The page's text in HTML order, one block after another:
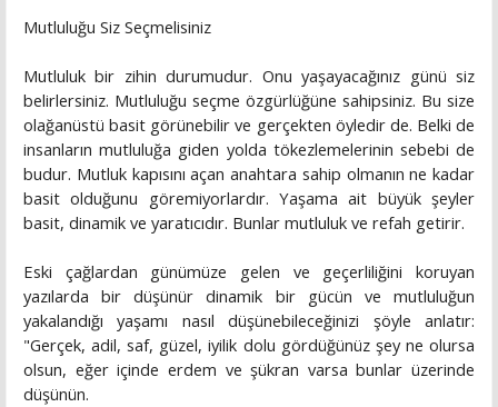
Mutluluğu Siz Seçmelisiniz
Mutluluk bir zihin durumudur. Onu yaşayacağınız günü siz
belirlersiniz. Mutluluğu seçme özgürlüğüne sahipsiniz. Bu size
olağanüstü basit görünebilir ve gerçekten öyledir de. Belki de
insanların mutluluğa giden yolda tökezlemelerinin sebebi de
budur. Mutluk kapısını açan anahtara sahip olmanın ne kadar
basit olduğunu göremiyorlardır. Yaşama ait büyük şeyler
basit, dinamik ve yaratıcıdır. Bunlar mutluluk ve refah getirir.
Eski çağlardan günümüze gelen ve geçerliliğini koruyan
yazılarda bir düşünür dinamik bir gücün ve mutluluğun
yakalandığı yaşamı nasıl düşünebileceğinizi şöyle anlatır:
"Gerçek, adil, saf, güzel, iyilik dolu gördüğünüz şey ne olursa
olsun, eğer içinde erdem ve şükran varsa bunlar üzerinde
düşünün.